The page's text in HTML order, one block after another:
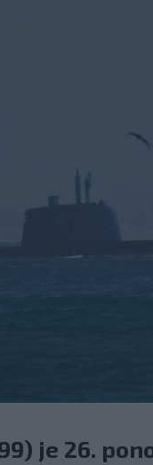
je 26.